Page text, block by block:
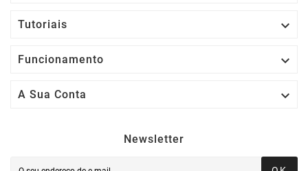
Tutoriais 
Funcionamento 
A Sua Conta 
Newsletter